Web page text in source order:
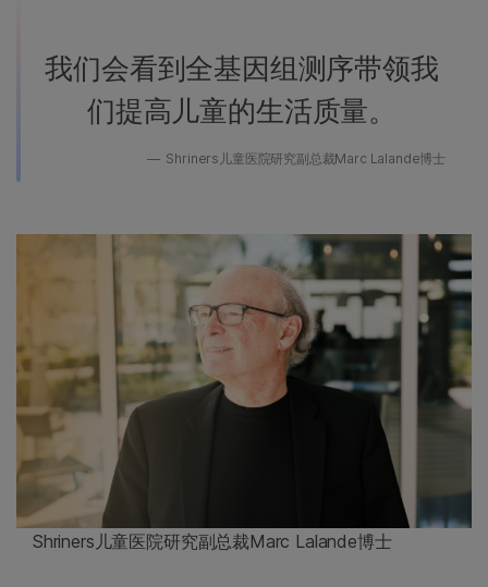
我们会看到全基因组测序带领我
们提高儿童的生活质量。
Shriners儿童医院研究副总裁Marc Lalande博士
Shriners儿童医院研究副总裁Marc Lalande博士